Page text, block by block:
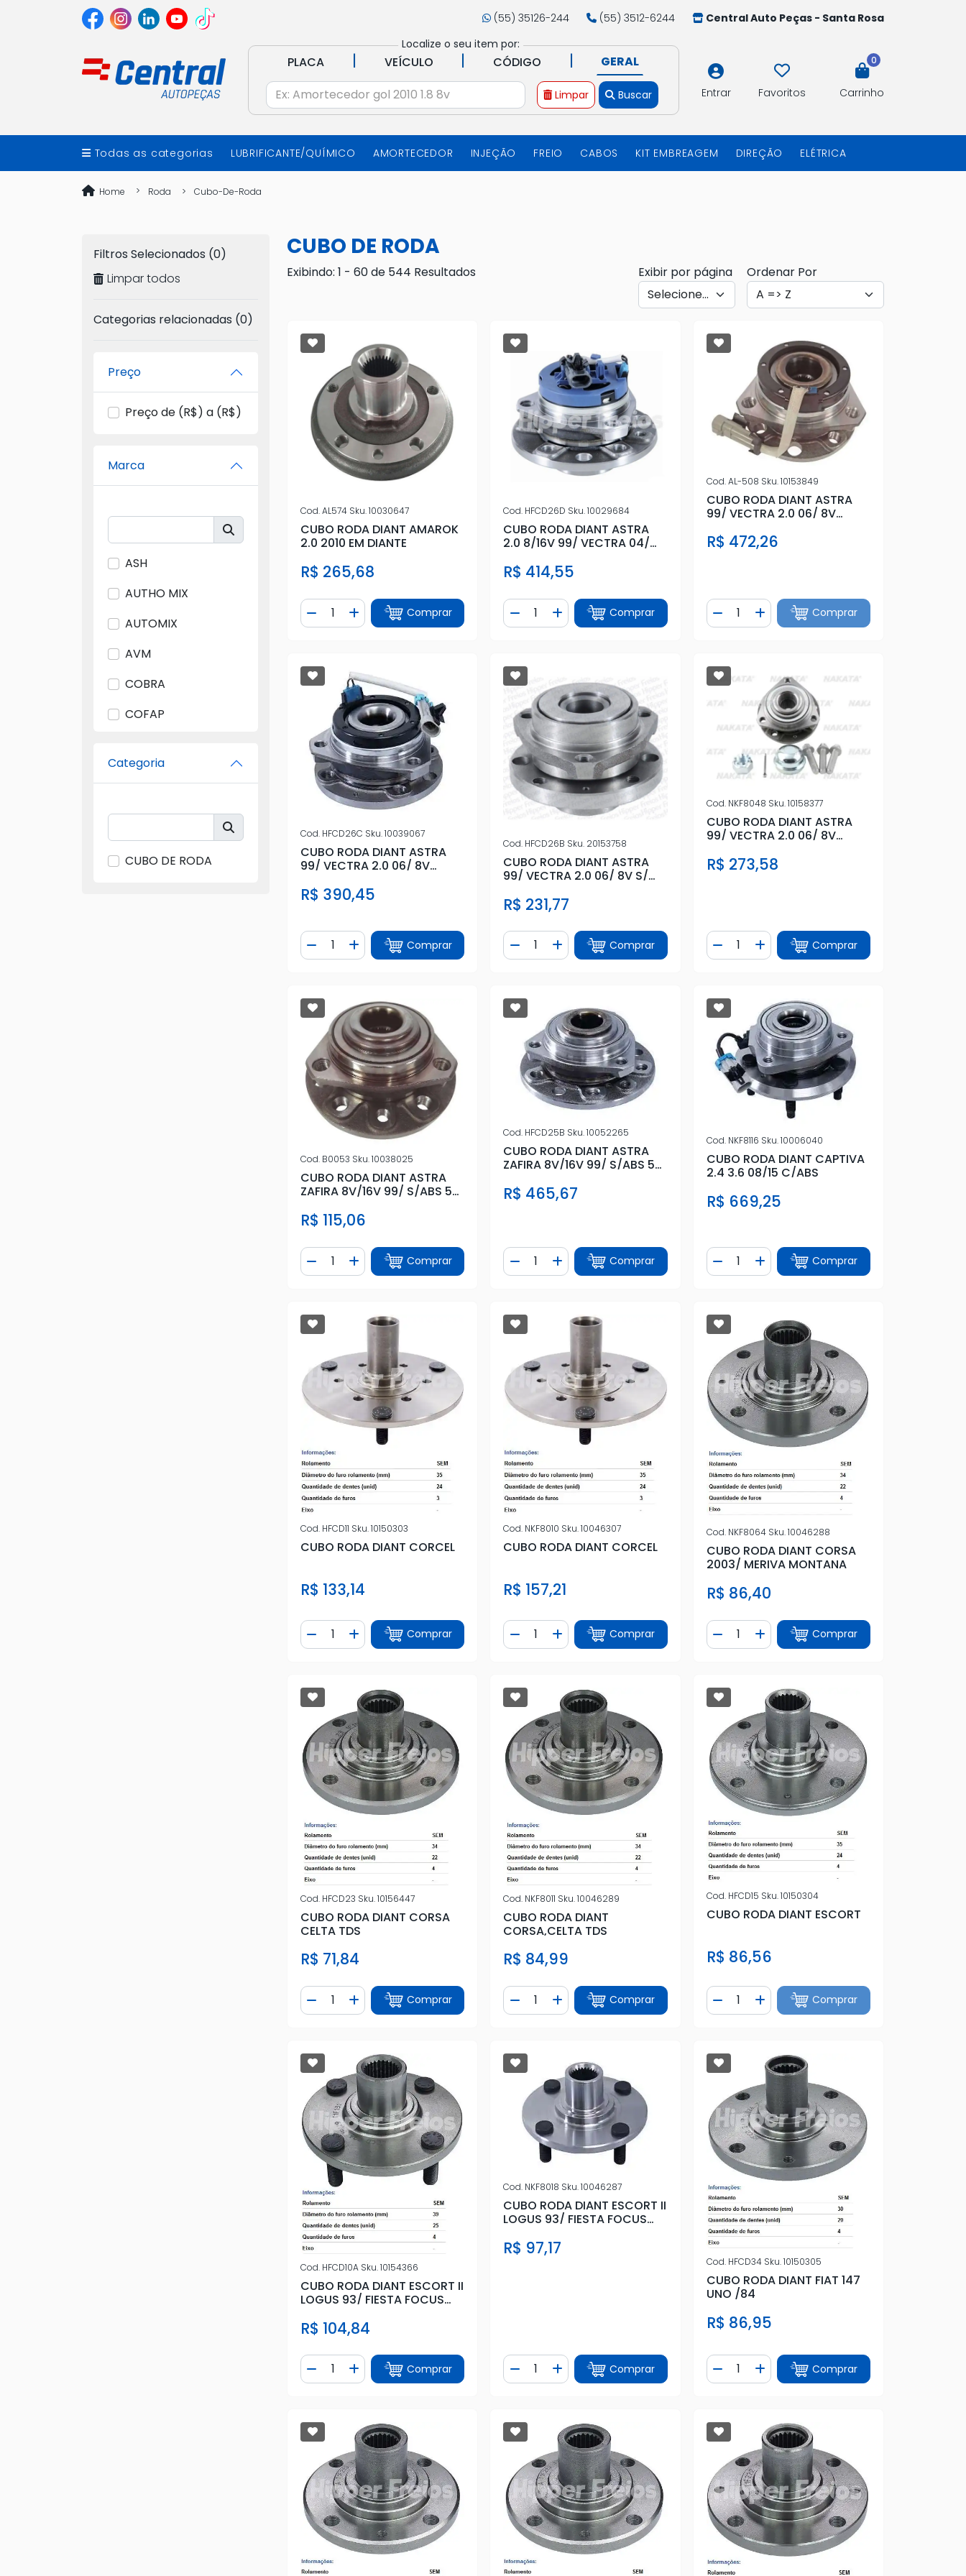
(55) 35126-244 (55) 3512-6244
Central Auto Peças - Santa Rosa
Localize o seu item por:
PLACA | VEÍCULO | CÓDIGO | GERAL
Limpar Buscar Entrar Favoritos
0
Carrinho
Todas as categorias LUBRIFICANTE/QUÍMICO AMORTECEDOR INJEÇÃO FREIO CABOS KIT EMBREAGEM DIREÇÃO ELÉTRICA
Home Roda Cubo-De-Roda
Filtros Selecionados (0)
Limpar todos
Categorias relacionadas (0)
Preço
Preço de (R$) a (R$)
Marca
ASH
AUTHO MIX
AUTOMIX
AVM
COBRA
COFAP
FIAT
GM
Categoria
CUBO DE RODA
CUBO DE RODA
Exibindo: 1 - 60 de 544 Resultados Exibir por página Ordenar Por
Cod.AL574 Sku.10030647
CUBO RODA DIANT AMAROK
2.0 2010 EM DIANTE
R$ 265,68
Diminuir Quantidade
Quantidade
Adicionar Quantidade
Comprar
Cod. HFCD26D Sku.10029684
CUBO RODA DIANT ASTRA
2.0 8/16V 99/ VECTRA 04/
R$ 414,55
Diminuir Quantidade
Quantidade
Adicionar Quantidade
Comprar
Cod.AL-508 Sku.10153849
CUBO RODA DIANT ASTRA
99/ VECTRA 2.0 06/ 8V
R$ 472,26
Diminuir Quantidade
Quantidade
Adicionar Quantidade
Comprar
Cod. HFCD26C Sku.10039067
CUBO RODA DIANT ASTRA
99/ VECTRA 2.0 06/ 8V
R$ 390,45
Diminuir Quantidade
Quantidade
Adicionar Quantidade
Comprar
Cod. HFCD26B Sku. 20153758
CUBO RODA DIANT ASTRA
99/ VECTRA 2.0 06/ 8V S/
R$ 231,77
Diminuir Quantidade
Quantidade
Adicionar Quantidade
Comprar
Cod.NKF8048 Sku.10158377
CUBO RODA DIANT ASTRA
99/ VECTRA 2.0 06/ 8V
R$ 273,58
Diminuir Quantidade
Quantidade
Adicionar Quantidade
Comprar
Cod. B0053 Sku.10038025
CUBO RODA DIANT ASTRA
ZAFIRA 8V/16V 99/ S/ABS 5
R$ 115,06
Diminuir Quantidade
Quantidade
Adicionar Quantidade
Comprar
Cod. HFCD25B Sku.10052265
CUBO RODA DIANT ASTRA
ZAFIRA 8V/16V 99/ S/ABS 5
R$ 465,67
Diminuir Quantidade
Quantidade
Adicionar Quantidade
Comprar
Cod.NKF8116 Sku.10006040
CUBO RODA DIANT CAPTIVA
2.4 3.6 08/15 C/ABS
R$ 669,25
Diminuir Quantidade
Quantidade
Adicionar Quantidade
Comprar
Cod. HFCD11 Sku.10150303
CUBO RODA DIANT CORCEL
R$ 133,14
Diminuir Quantidade
Quantidade
Adicionar Quantidade
Comprar
Cod. NKF8010 Sku.10046307
CUBO RODA DIANT CORCEL
R$ 157,21
Diminuir Quantidade
Quantidade
Adicionar Quantidade
Comprar
Cod.NKF8064 Sku.10046288
CUBO RODA DIANT CORSA
2003/ MERIVA MONTANA
R$ 86,40
Diminuir Quantidade
Quantidade
Adicionar Quantidade
Comprar
Cod. HFCD23 Sku.10156447
CUBO RODA DIANT CORSA
CELTA TDS
R$ 71,84
Diminuir Quantidade
Quantidade
Adicionar Quantidade
Comprar
Cod. NKF8011 Sku.10046289
CUBO RODA DIANT
CORSA,CELTA TDS
R$ 84,99
Diminuir Quantidade
Quantidade
Adicionar Quantidade
Comprar
Cod.HFCD15 Sku.10150304
CUBO RODA DIANT ESCORT
R$ 86,56
Diminuir Quantidade
Quantidade
Adicionar Quantidade
Comprar
Cod. HFCD10A Sku.10154366
CUBO RODA DIANT ESCORT II
LOGUS 93/ FIESTA FOCUS
R$ 104,84
Diminuir Quantidade
Quantidade
Adicionar Quantidade
Comprar
Cod. NKF8018 Sku.10046287
CUBO RODA DIANT ESCORT II
LOGUS 93/ FIESTA FOCUS
R$ 97,17
Diminuir Quantidade
Quantidade
Adicionar Quantidade
Comprar
Cod.HFCD34 Sku.10150305
CUBO RODA DIANT FIAT 147
UNO /84
R$ 86,95
Diminuir Quantidade
Quantidade
Adicionar Quantidade
Comprar